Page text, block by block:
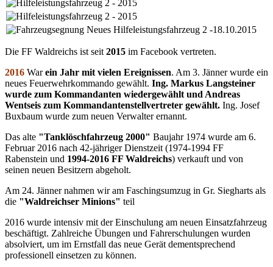
Die FF Waldreichs ist seit 2015 im Facebook vertreten.
2016 Warein Jahr mit vielen Ereignissen. Am 3. Jänner wurde ein
neues Feuerwehrkommando gewählt. Ing. Markus Langsteiner
wurde zum Kommandanten wiedergewählt und Andreas
Wentseis zum Kommandantenstellvertreter gewählt. Ing. Josef
Buxbaum wurde zum neuen Verwalter ernannt.
Das alte "Tanklöschfahrzeug 2000" Baujahr 1974 wurde am 6.
Februar 2016 nach 42-jähriger Dienstzeit (1974-1994 FF
Rabenstein und 1994-2016 FF Waldreichs) verkauft und von
seinen neuen Besitzern abgeholt.
Am 24. Jänner nahmen wir am Faschingsumzug in Gr. Siegharts als
die "Waldreichser Minions" teil
2016 wurde intensiv mit der Einschulung am neuen Einsatzfahrzeug
beschäftigt. Zahlreiche Übungen und Fahrerschulungen wurden
absolviert, um im Ernstfall das neue Gerät dementsprechend
professionell einsetzen zu können.